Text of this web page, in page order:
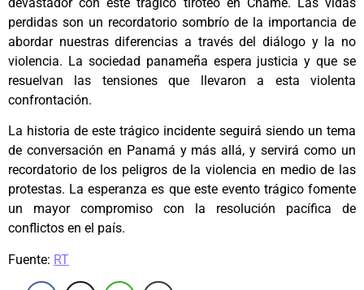
perdidas son un recordatorio sombrío de la importancia de
abordar nuestras diferencias a través del diálogo y la no
violencia. La sociedad panameña espera justicia y que se
resuelvan las tensiones que llevaron a esta violenta
confrontación.
La historia de este trágico incidente seguirá siendo un tema
de conversación en Panamá y más allá, y servirá como un
recordatorio de los peligros de la violencia en medio de las
protestas. La esperanza es que este evento trágico fomente
un mayor compromiso con la resolución pacífica de
conflictos en el país.
Fuente: RT